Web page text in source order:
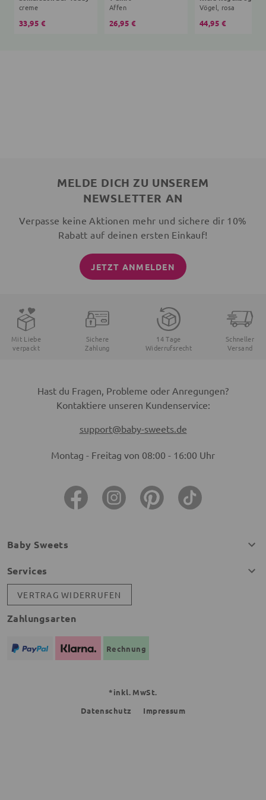
creme
33,95 €
Affen
26,95 €
Vögel, rosa
44,95 €
MELDE DICH ZU UNSEREM
NEWSLETTER AN
Verpasse keine Aktionen mehr und sichere dir 10%
Rabatt auf deinen ersten Einkauf!
JETZT ANMELDEN
Mit Liebe
verpackt
Sichere
Zahlung
14 Tage
Widerrufsrecht
Schneller
Versand
Hast du Fragen, Probleme oder Anregungen?
Kontaktiere unseren Kundenservice:
support@baby-sweets.de
Montag - Freitag von 08:00 - 16:00 Uhr
Baby Sweets
Services
VERTRAG WIDERRUFEN
Zahlungsarten
Rechnung
*inkl. MwSt.
Datenschutz
Impressum